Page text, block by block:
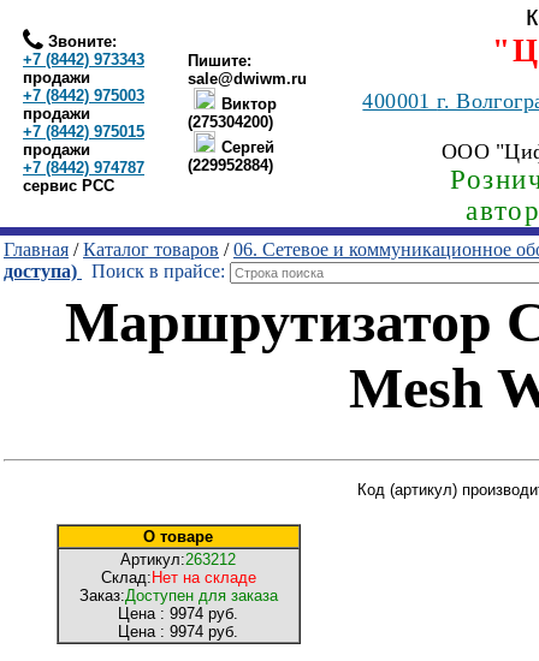
Звоните:
+7 (8442) 973343
продажи
+7 (8442) 975003
продажи
+7 (8442) 975015
продажи
+7 (8442) 974787
сервис РСС
Пишите:
sale@dwiwm.ru
Виктор
(275304200)
Сергей
(229952884)
400001г.
ООО
Главная /Каталог товаров /06. Сетевое и коммуникационное
доступа)
Поиск в прайсе:
Маршрутизатор
Mesh
О товаре
Артикул:263212
Склад: Нет на складе
Заказ:Доступен для заказа
Цена : 9974 руб.
Цена : 9974 руб.
Код (артикул)